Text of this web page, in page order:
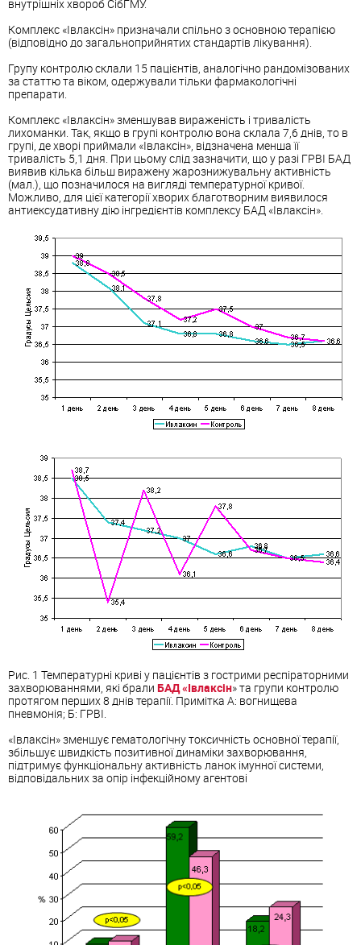
внутрішніх хвороб СібГМУ.
Комплекс «Івлаксін» призначали спільно з основною терапією
(відповідно до загальноприйнятих стандартів лікування).
Групу контролю склали 15 пацієнтів, аналогічно рандомізованих
за статтю та віком, одержували тільки фармакологічні
препарати.
Комплекс «Івлаксін» зменшував вираженість і тривалість
лихоманки. Так, якщо в групі контролю вона склала 7,6 днів, то в
групі, де хворі приймали «Івлаксін», відзначена менша її
тривалість 5,1 дня. При цьому слід зазначити, що у разі ГРВІ БАД
виявив кілька більш виражену жарознижувальну активність
(мал.), що позначилося на вигляді температурної кривої.
Можливо, для цієї категорії хворих благотворним виявилося
антиексудативну дію інгредієнтів комплексу БАД «Івлаксін».
Рис. 1 Температурні криві у пацієнтів з гострими респіраторними
захворюваннями, які брали БАД «Івлаксін» та групи контролю
протягом перших 8 днів терапії. Примітка А: вогнищева
пневмонія; Б: ГРВІ.
«Івлаксін» зменшує гематологічну токсичність основної терапії,
збільшує швидкість позитивної динаміки захворювання,
підтримує функціональну активність ланок імунної системи,
відповідальних за опір інфекційному агентові